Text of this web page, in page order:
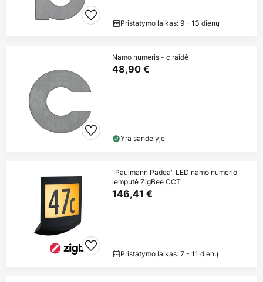
Pristatymo laikas: 9 - 13 dienų
Namo numeris - c raidė
48,90 €
Yra sandėlyje
"Paulmann Padea" LED namo numerio
lemputė ZigBee CCT
146,41 €
Pristatymo laikas: 7 - 11 dienų